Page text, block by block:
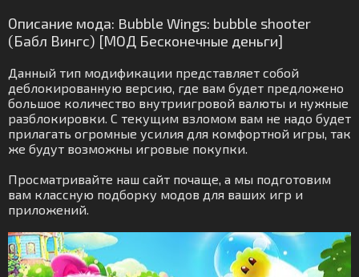
Описание мода: Bubble Wings: bubble shooter
(Бабл Вингс) [МОД Бесконечные деньги]
Данный тип модификации представляет собой
деблокированную версию, где вам будет предложено
большое количество внутриигровой валюты и нужные
разблокировки. С текущим взломом вам не надо будет
прилагать огромные усилия для комфортной игры, так
же будут возможны игровые покупки.
Просматривайте наш сайт почаще, а мы подготовим
вам классную подборку модов для ваших игр и
приложений.